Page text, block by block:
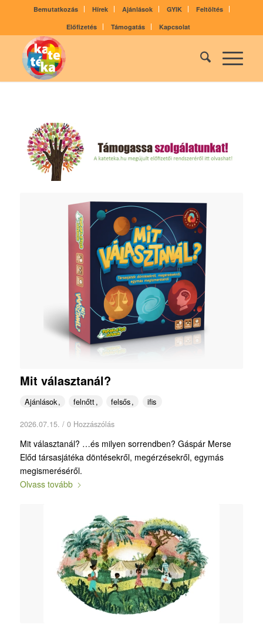
Bemutatkozás Hírek Ajánlások GYIK
Feltöltés
Előfizetés
Támogatás Kapcsolat
Mit választanál?
Ajánlások felnőtt felsős ifis
2026.07.15. / 0 Hozzászólás
Mit választanál? …és milyen sorrendben? Gáspár Merse
Előd társasjátéka döntésekről, megérzésekről, egymás
megismeréséről.
Olvass tovább